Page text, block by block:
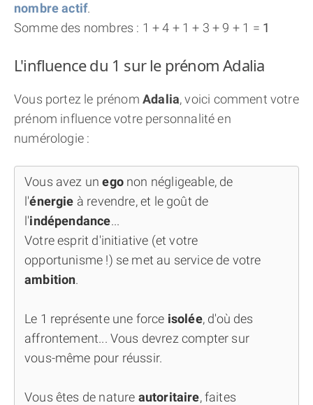
nombre actif.
Somme des nombres : 1 + 4 + 1 + 3 + 9 + 1 = 1
L'influence du 1 sur le prénom Adalia
Vous portez le prénom Adalia, voici comment votre
prénom influence votre personnalité en
numérologie :
Vous avez un ego non négligeable, de
l'énergie à revendre, et le goût de
l'indépendance...
Votre esprit d'initiative (et votre
opportunisme !) se met au service de votre
ambition.
Le 1 représente une force isolée, d'où des
affrontement... Vous devrez compter sur
vous-même pour réussir.
Vous êtes de nature autoritaire, faites